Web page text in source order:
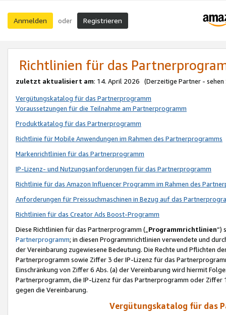
Anmelden oder Registrieren
Richtlinien für das
zuletzt aktualisiert am: 14. April 2026 (Derzeitige Partner - sehen
Vergütungskatalog für das Partnerprogramm
Voraussetzungen für die Teilnahme am Partnerprogramm
Produktkatalog für das Partnerprogramm
Richtlinie für Mobile Anwendungen im Rahmen des Partnerprogramms
Markenrichtlinien für das Partnerprogramm
IP-Lizenz- und Nutzungsanforderungen für das Partnerprogramm
Richtlinie für das Amazon Influencer Programm im Rahmen des
Anforderungen für Preissuchmaschinen in Bezug auf das
Richtlinien für das Creator Ads Boost-Programm
Diese Richtlinien für das Partnerprogramm („Programmrichtlinien“)
Partnerprogramm; in diesen Programmrichtlinien verwendete und
der Vereinbarung zugewiesene Bedeutung. Die Rechte und Pflichten
Partnerprogramm sowie Ziffer 3 der IP-Lizenz für das
Einschränkung von Ziffer 6 Abs. (a) der Vereinbarung wird hiermit
Partnerprogramm, die IP-Lizenz für das Partnerprogramm oder
gegen die Vereinbarung.
Vergütungskatalog für das